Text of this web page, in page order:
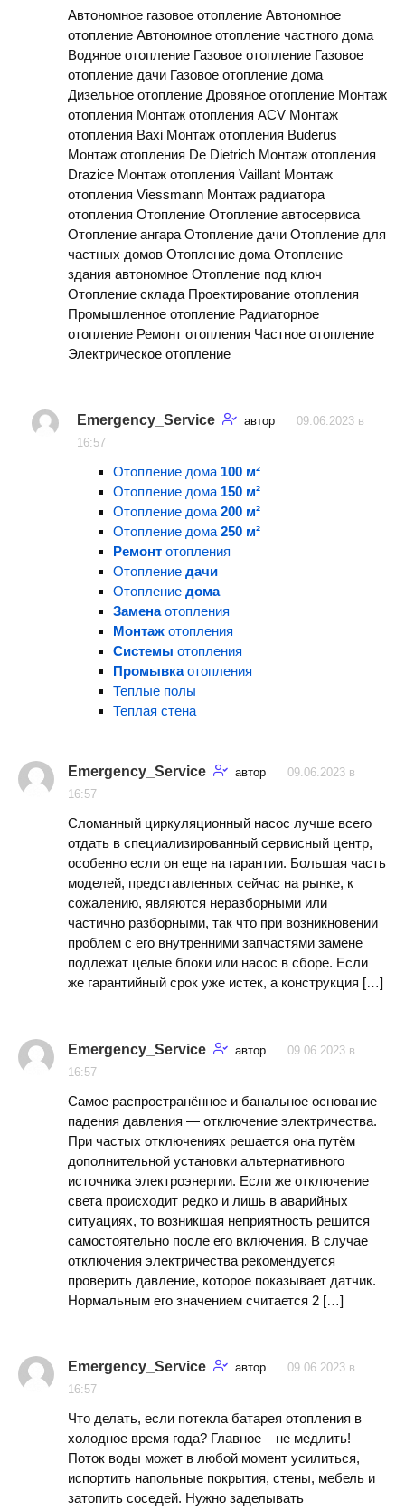
Автономное газовое отопление Автономное
отопление Автономное отопление частного дома
Водяное отопление Газовое отопление Газовое
отопление дачи Газовое отопление дома
Дизельное отопление Дровяное отопление Монтаж
отопления Монтаж отопления ACV Монтаж
отопления Baxi Монтаж отопления Buderus
Монтаж отопления De Dietrich Монтаж отопления
Drazice Монтаж отопления Vaillant Монтаж
отопления Viessmann Монтаж радиатора
отопления Отопление Отопление автосервиса
Отопление ангара Отопление дачи Отопление для
частных домов Отопление дома Отопление
здания автономное Отопление под ключ
Отопление склада Проектирование отопления
Промышленное отопление Радиаторное
отопление Ремонт отопления Частное отопление
Электрическое отопление
Emergency_Service автор
09.06.2023 в
16:57
Отопление дома 100 м²
Отопление дома 150 м²
Отопление дома 200 м²
Отопление дома 250 м²
Ремонт отопления
Отопление дачи
Отопление дома
Заменаотопления
Монтаж отопления
Системы отопления
Промывкаотопления
Теплые полы
Теплая стена
Emergency_Service автор
09.06.2023 в
16:57
Сломанный циркуляционный насос лучше всего
отдать в специализированный сервисный центр,
особенно если он еще на гарантии. Большая часть
моделей, представленных сейчас на рынке, к
сожалению, являются неразборными или
частично разборными, так что при возникновении
проблем с его внутренними запчастями замене
подлежат целые блоки или насос в сборе. Если
же гарантийный срок уже истек, а конструкция […]
Emergency_Service автор
09.06.2023 в
16:57
Самое распространённое и банальное основание
падения давления — отключение электричества.
При частых отключениях решается она путём
дополнительной установки альтернативного
источника электроэнергии. Если же отключение
света происходит редко и лишь в аварийных
ситуациях, то возникшая неприятность решится
самостоятельно после его включения. В случае
отключения электричества рекомендуется
проверить давление, которое показывает датчик.
Нормальным его значением считается 2 […]
Emergency_Service автор
09.06.2023 в
16:57
Что делать, если потекла батарея отопления в
холодное время года? Главное – не медлить!
Поток воды может в любой момент усилиться,
испортить напольные покрытия, стены, мебель и
затопить соседей. Нужно заделывать